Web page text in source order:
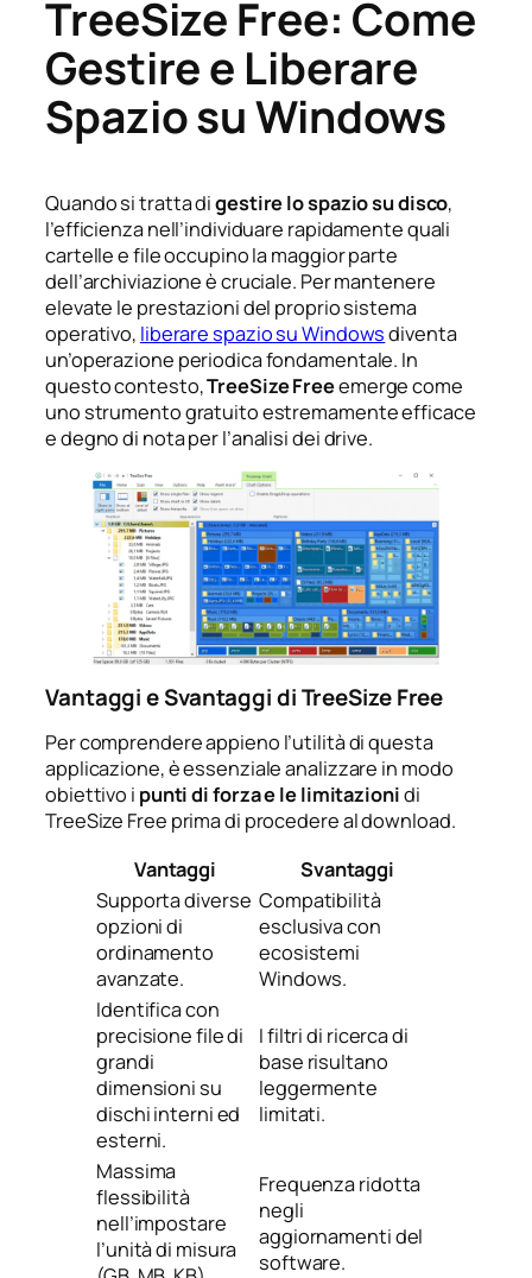
TreeSize Free: Come
Gestire e Liberare
Spazio su Windows
Quando si tratta digestire lo spazio su disco,
l’efficienza nell’individuare rapidamente quali
cartelle e file occupino la maggior parte
dell’archiviazione è cruciale. Per mantenere
elevate le prestazioni del proprio sistema
operativo, liberare spazio su Windowsdiventa
un’operazione periodica fondamentale. In
questo contesto,TreeSize Freeemerge come
uno strumento gratuito estremamente efficace
e degno di nota per l’analisi dei drive.
Vantaggi e Svantaggi di TreeSize Free
Per comprendere appieno l’utilità di questa
applicazione, è essenziale analizzare in modo
obiettivo i punti di forza e le limitazionidi
TreeSize Free prima di procedere al download.
Vantaggi
Svantaggi
Supporta diverse
opzioni di
ordinamento
avanzate.
Compatibilità
esclusiva con
ecosistemi
Windows.
Identifica con
precisione file di
grandi
dimensioni su
dischi interni ed
esterni.
I filtri di ricerca di
base risultano
leggermente
limitati.
Massima
flessibilità
nell’impostare
l’unità di misura
Frequenza ridotta
negli
aggiornamenti del
software.